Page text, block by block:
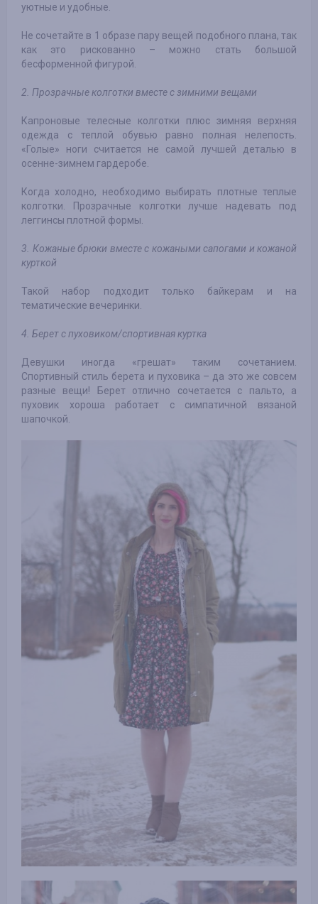
уютные и удобные.
Не сочетайте в 1 образе пару вещей подобного плана, так
как это рискованно – можно стать большой
бесформенной фигурой.
2. Прозрачные колготки вместе с зимними вещами
Капроновые телесные колготки плюс зимняя верхняя
одежда с теплой обувью равно полная нелепость.
«Голые» ноги считается не самой лучшей деталью в
осенне-зимнем гардеробе.
Когда холодно, необходимо выбирать плотные теплые
колготки. Прозрачные колготки лучше надевать под
леггинсы плотной формы.
3. Кожаные брюки вместе с кожаными сапогами и кожаной
курткой
Такой набор подходит только байкерам и на
тематические вечеринки.
4. Берет с пуховиком/спортивная куртка
Девушки иногда «грешат» таким сочетанием.
Спортивный стиль берета и пуховика – да это же совсем
разные вещи! Берет отлично сочетается с пальто, а
пуховик хороша работает с симпатичной вязаной
шапочкой.